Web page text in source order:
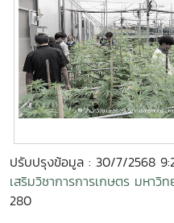
ปรับปรุงข้อมูล : 30/7/2568
เสริมวิชาการการเกษตร มหาวิท
280